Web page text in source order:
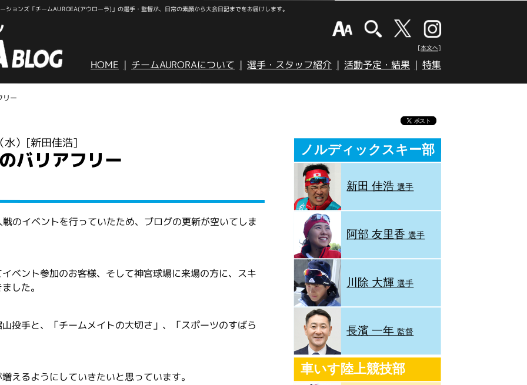
ョンズ「チームAUROEA(アウローラ)」の選手・監督が、日常の素顔から大会日記までをお届けします。
[本文へ]
HOME チームAURORAについて 選手・スタッフ紹介 活動予定・結果 特集
リー
） [新田佳浩]
バリアフリー
のイベントを行っていたため、ブログの更新が空いてしま
ベント参加のお客様、そして神宮球場に来場の方に、スキ
した。
投手と、「チームメイトの大切さ」、「スポーツのすばら
えるようにしていきたいと思っています。
ノルディックスキー部
新田 佳浩選手
阿部 友里香選手
川除 大輝選手
長濱 一年 監督
車いす陸上競技部